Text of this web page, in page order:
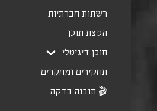
רשתות חברתיות
הפצת תוכן
תוכן דיגיטלי
תחקירים ומחקרים
🎬 תובנה בדקה